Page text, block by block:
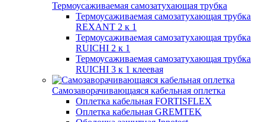
Термоусаживаемая самозатухающая трубка
Термоусаживаемая самозатухающая трубка
REXANT 2 к 1
Термоусаживаемая самозатухающая трубка
RUICHI 2 к 1
Термоусаживаемая самозатухающая трубка
RUICHI 3 к 1 клеевая
Самозаворачивающаяся кабельная оплетка
Оплетка кабельная FORTISFLEX
Оплетка кабельная GREMTEK